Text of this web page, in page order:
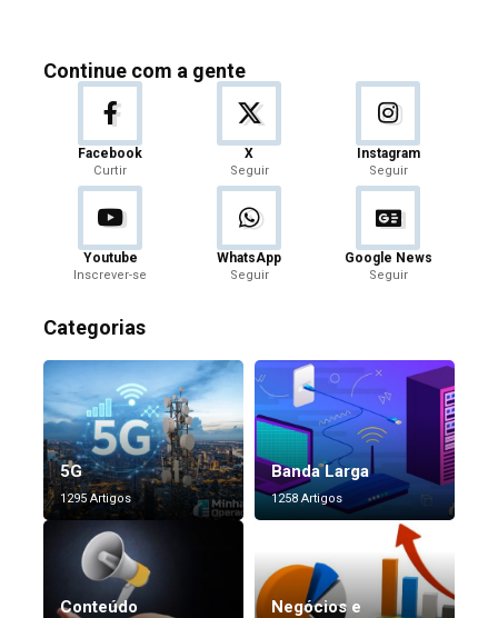
Continue com a gente
Facebook
Curtir
X
Seguir
Instagram
Seguir
Youtube
Inscrever-se
WhatsApp
Seguir
Google News
Seguir
Categorias
5G
1295 Artigos
Banda Larga
1258 Artigos
Conteúdo
Negócios e